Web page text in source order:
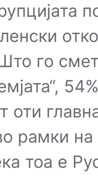
го
оти
рамки
тоа е